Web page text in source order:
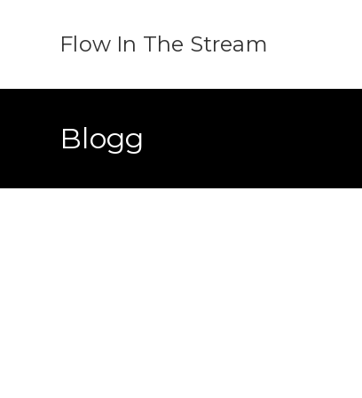
Flow In The Stream
Blogg